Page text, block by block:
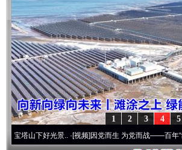
5
4
3
2
1
山下好光景..·[视频]因党而生 为党而战——百年“纪”事⑧